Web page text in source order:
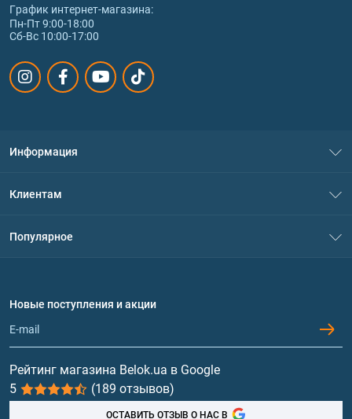
График интернет‑магазина:
Пн-Пт 9:00-18:00
Сб-Вс 10:00-17:00
Информация
Политика конфиденциальности
Обмен и возврат
Клиентам
Популярное
Протеин
Гейнеры
Витамины и минералы
Рыбий жир, жирные кислоты
Новые поступления и акции
Рейтинг магазина Belok.ua в Google
5
(189 отзывов)
ОСТАВИТЬ ОТЗЫВ О НАС В